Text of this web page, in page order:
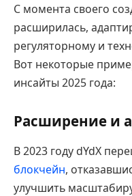
С момента своего
расширилась,
регуляторному и
Вот некоторые
инсайты 2025 года:
Расширение и
В 2023 году dYdX
блокчейн,
улучшить